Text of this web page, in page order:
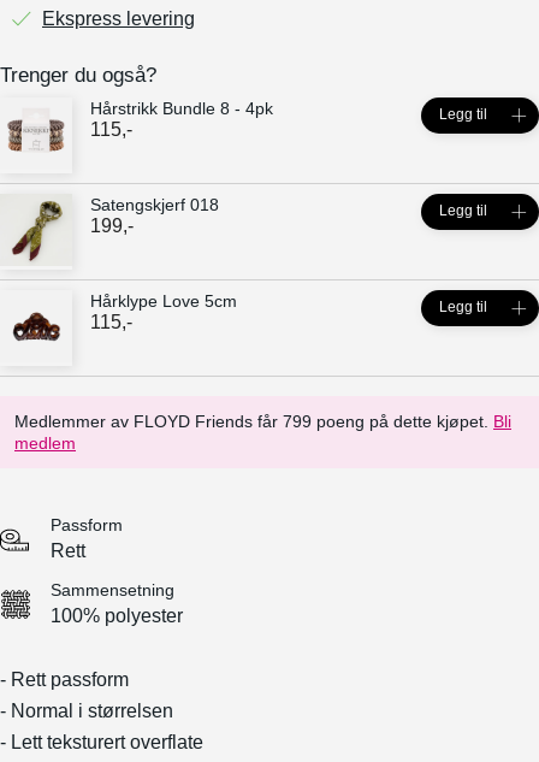
Ekspress levering
Medlemmer av FLOYD Friends får 799 poeng på dette kjøpet. Bli
medlem
Trenger du også?
Hårstrikk Bundle 8 - 4pk
115,-
Legg til
Satengskjerf 018
199,-
Legg til
Hårklype Love 5cm
115,-
Legg til
Passform
Rett
Sammensetning
100% polyester
- Rett passform
- Normal i størrelsen
- Lett teksturert overflate